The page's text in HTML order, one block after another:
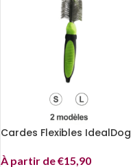
Cardes Flexibles IdealDog
À partir de€15,90